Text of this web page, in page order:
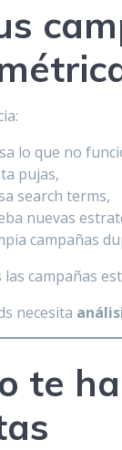
lo que no
pujas,
search terms,
nuevas
campañas
campañas
necesita
te